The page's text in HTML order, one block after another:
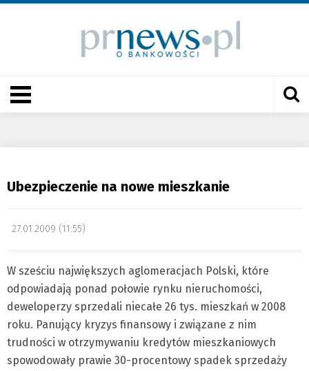
Ubezpieczenie na nowe mieszkanie
27.01.2009 (11:55)
W sześciu największych aglomeracjach Polski, które
odpowiadają ponad połowie rynku nieruchomości,
deweloperzy sprzedali niecałe 26 tys. mieszkań w 2008
roku. Panujący kryzys finansowy i związane z nim
trudności w otrzymywaniu kredytów mieszkaniowych
spowodowały prawie 30-procentowy spadek sprzedaży